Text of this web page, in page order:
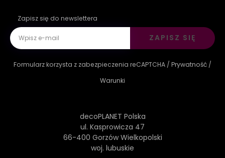
Zapisz się do newslettera
ZAPISZ SIĘ
Formularz korzysta z zabezpieczenia reCAPTCHA / Prywatność /
Warunki
decoPLANET Polska
ul. Kasprowicza 47
66-400 Gorzów Wielkopolski
woj. lubuskie